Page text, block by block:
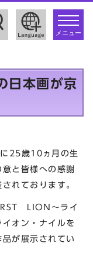
toggle
メニュー
日本画が京
25歳10ヵ月の生
と皆様への感謝
れております。
LION～ライ
オン・ナイルを
が展示されてい